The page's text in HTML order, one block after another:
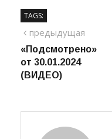
TAGS:
Навигация
по
записям
предыдущая
«Подсмотрено»
от 30.01.2024
(ВИДЕО)